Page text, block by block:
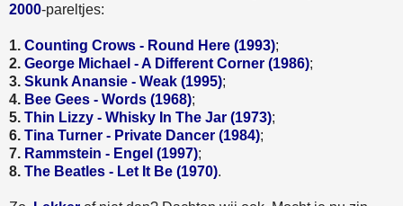
2000-pareltjes:
1. Counting Crows - Round Here (1993);
2. George Michael - A Different Corner (1986);
3. Skunk Anansie - Weak (1995);
4. Bee Gees - Words (1968);
5. Thin Lizzy - Whisky In The Jar (1973);
6. Tina Turner - Private Dancer (1984);
7. Rammstein - Engel (1997);
8. The Beatles - Let It Be (1970).